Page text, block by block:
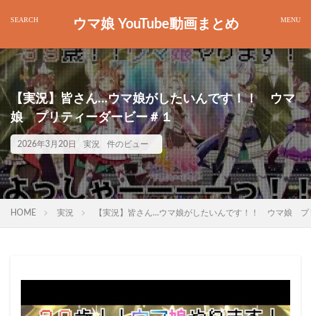
ウマ娘 YouTube動画まとめ
【実況】皆さん…ウマ娘がしたいんです！！ ウマ
娘 プリティーダービー＃１
2026年3月20日 実況 件のビュー
HOME 実況 【実況】皆さん…ウマ娘がしたいんです！！ ウマ娘 プ